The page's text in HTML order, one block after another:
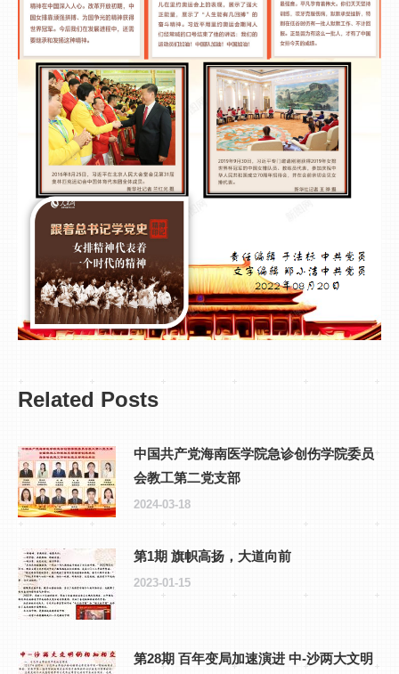
Related Posts
中国共产党海南医学院急诊创伤学院委员
会教工第二党支部
2024-03-18
第1期 旗帜高扬，大道向前
2023-01-15
第28期 百年变局加速演进 中-沙两大文明